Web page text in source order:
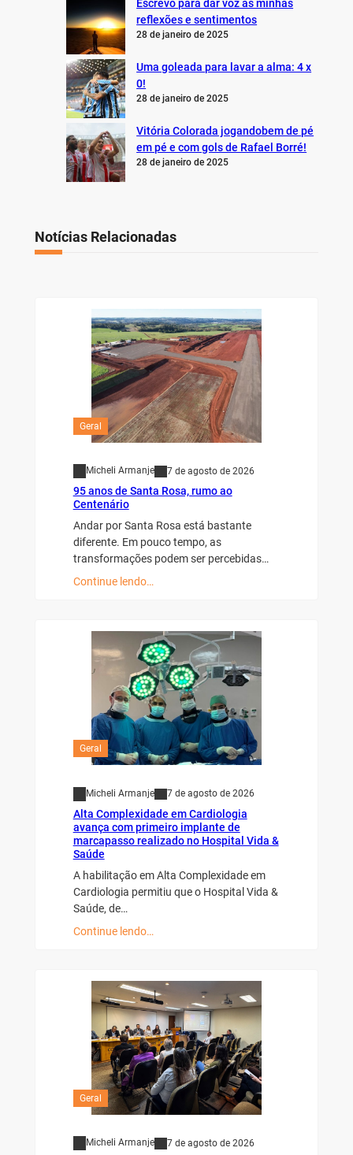
Escrevo para dar voz às minhas
reflexões e sentimentos
28 de janeiro de 2025
Uma goleada para lavar a alma: 4 x
0!
28 de janeiro de 2025
Vitória Colorada jogandobem de pé
em pé e com gols de Rafael Borré!
28 de janeiro de 2025
Notícias Relacionadas
Geral
Micheli Armanje 7 de agosto de 2026
95 anos de Santa Rosa, rumo ao
Centenário
Andar por Santa Rosa está bastante
diferente. Em pouco tempo, as
transformações podem ser percebidas…
Continue lendo…
Geral
Micheli Armanje 7 de agosto de 2026
Alta Complexidade em Cardiologia
avança com primeiro implante de
marcapasso realizado no Hospital Vida &
Saúde
A habilitação em Alta Complexidade em
Cardiologia permitiu que o Hospital Vida &
Saúde, de…
Continue lendo…
Geral
Micheli Armanje 7 de agosto de 2026